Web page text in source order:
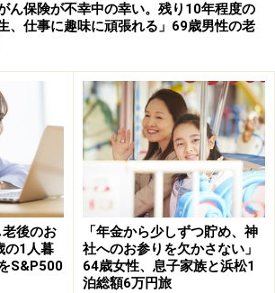
請求額）：3500円
円、駐車場代1万円、保険料2500円
円
6万円
がん保険が不幸中の幸い。残り10年程度の
、仕事に趣味に頑張れる」69歳男性の老
老後のお
の1人暮
S&P500
「年金から少しずつ貯め、神
社へのお参りを欠かさない」
64歳女性、息子家族と浜松1
泊総額6万円旅